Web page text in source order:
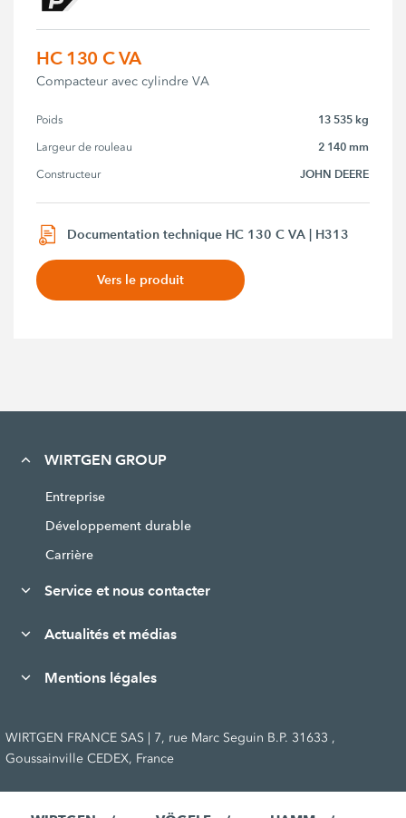
HC 130 C VA
Compacteur avec cylindre VA
Poids 13 535 kg
Largeur de rouleau 2 140 mm
Constructeur JOHN DEERE
Documentation technique HC 130 C VA | H313
Vers le produit
WIRTGEN GROUP
Entreprise
Développement durable
Carrière
Service et nous contacter
Actualités et médias
Mentions légales
WIRTGEN FRANCE SAS | 7, rue Marc Seguin B.P. 31633 ,
Goussainville CEDEX, France